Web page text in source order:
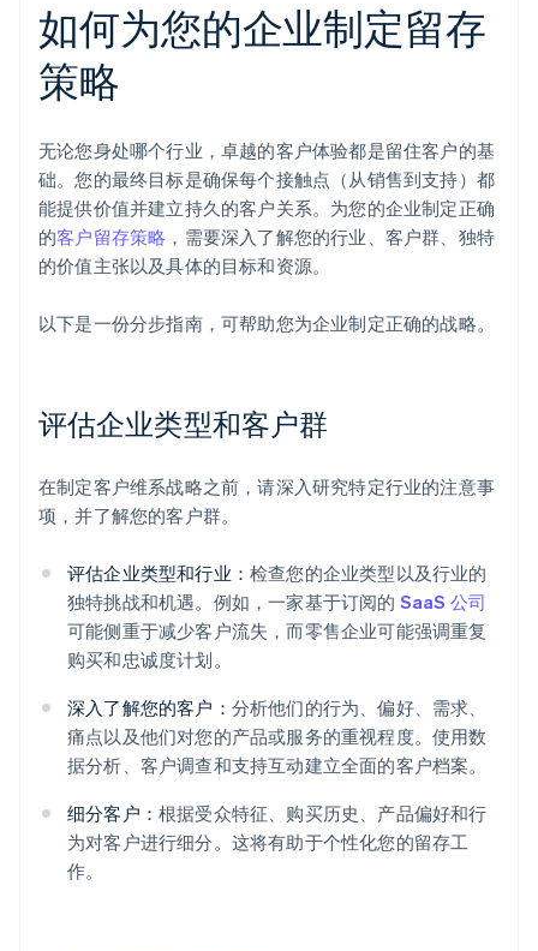
如何为您的企业制定留存
策略
无论您身处哪个行业，卓越的客户体验都是留住客户的基
础。您的最终目标是确保每个接触点（从销售到支持）都
能提供价值并建立持久的客户关系。为您的企业制定正确
的客户留存策略 ，需要深入了解您的行业、客户群、独特
的价值主张以及具体的目标和资源。
以下是一份分步指南，可帮助您为企业制定正确的战略。
评估企业类型和客户群
在制定客户维系战略之前，请深入研究特定行业的注意事
项，并了解您的客户群。
评估企业类型和行业： 检查您的企业类型以及行业的
独特挑战和机遇。例如，一家基于订阅的 SaaS 公司
可能侧重于减少客户流失，而零售企业可能强调重复
购买和忠诚度计划。
深入了解您的客户： 分析他们的行为、偏好、需求、
痛点以及他们对您的产品或服务的重视程度。使用数
据分析、客户调查和支持互动建立全面的客户档案。
细分客户： 根据受众特征、购买历史、产品偏好和行
为对客户进行细分。这将有助于个性化您的留存工
作。